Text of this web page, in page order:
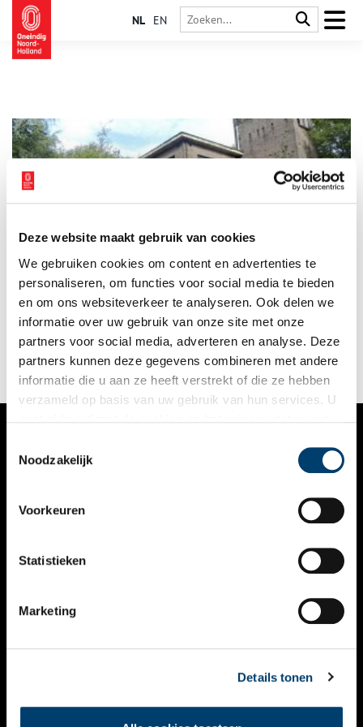
Deze website maakt gebruik van cookies
We gebruiken cookies om content en advertenties te
personaliseren, om functies voor social media te bieden
en om ons websiteverkeer te analyseren. Ook delen we
informatie over uw gebruik van onze site met onze
partners voor social media, adverteren en analyse. Deze
partners kunnen deze gegevens combineren met andere
informatie die u aan ze heeft verstrekt of die ze hebben
verzameld op basis van uw gebruik van hun services. U
Noodzakelijk
Voorkeuren
Statistieken
Marketing
Details tonen
NL EN
Midden in het havengebied van Amsterdam op de kruising van
de Zaan en het Noordzeekanaal, ligt een afgesloten enclave
van ongeveer veertig hectare met een bijzondere geschiedenis.
Dit zogenoemde Hembrugterrein was ooit het epicentrum van
de Nederlandse wapenindustrie.
VERHALEN
KALENDER
THEMA’S
VIDEO’S
CONTACT